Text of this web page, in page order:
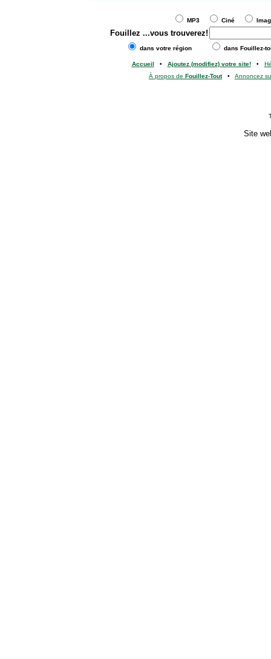
MP3 Ciné
Fouillez ...vous trouverez!
dans votre région dans Fouillez-
Accueil • Ajoutez (modifiez) votre site!•
À propos de Fouillez-Tout• Annoncez
Site